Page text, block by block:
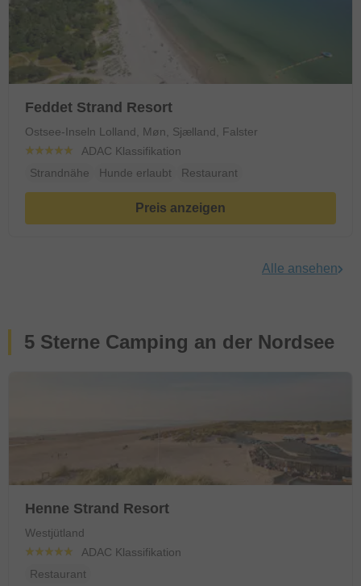
Feddet Strand Resort
Ostsee-Inseln Lolland, Møn, Sjælland, Falster
ADAC Klassifikation
Strandnähe
Hunde erlaubt Restaurant
Preis anzeigen
Alle ansehen
5 Sterne Camping an der Nordsee
Henne Strand Resort
Westjütland
ADAC Klassifikation
Restaurant